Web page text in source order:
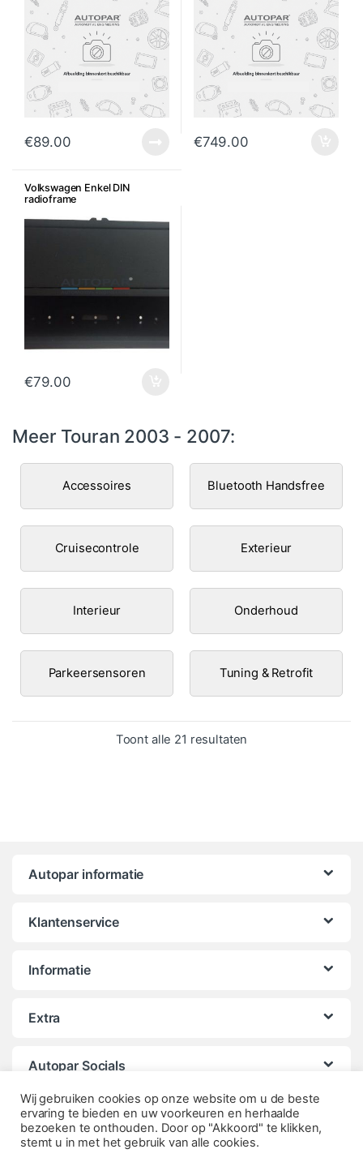
€89.00 €749.00
Volkswagen Enkel DIN
radioframe
€79.00
Meer Touran 2003 - 2007:
Accessoires Bluetooth Handsfree
Cruisecontrole Exterieur
Interieur Onderhoud
Parkeersensoren Tuning & Retrofit
Toont alle 21 resultaten
Autopar informatie
Klantenservice
Informatie
Extra
Autopar Socials
Wij gebruiken cookies op onze website om u de beste
ervaring te bieden en uw voorkeuren en herhaalde
bezoeken te onthouden. Door op "Akkoord" te klikken,
stemt u in met het gebruik van alle cookies.